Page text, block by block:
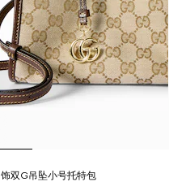
饰双G吊坠小号托特包